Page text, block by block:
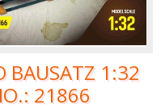
BAUSATZ 1:32
21866